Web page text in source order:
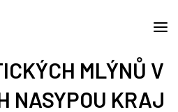
MLÝNŮ V
NASYPOU KRAJ